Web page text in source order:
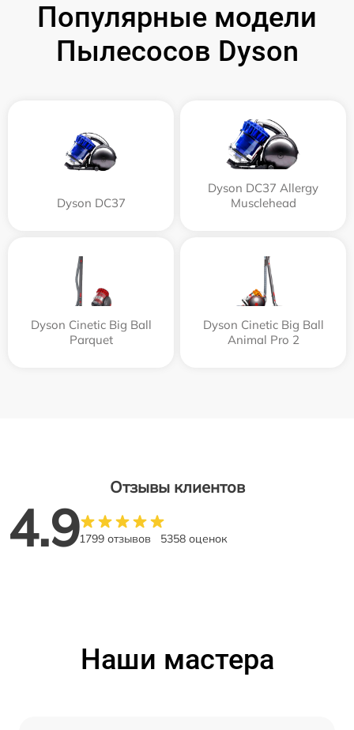
Популярные модели
Пылесосов Dyson
Dyson DC37
Dyson DC37 Allergy
Musclehead
Dyson Cinetic Big Ball
Parquet
Dyson Cinetic Big Ball
Animal Pro 2
Отзывы клиентов
4.91799 отзывов 5358 оценок
Наши мастера